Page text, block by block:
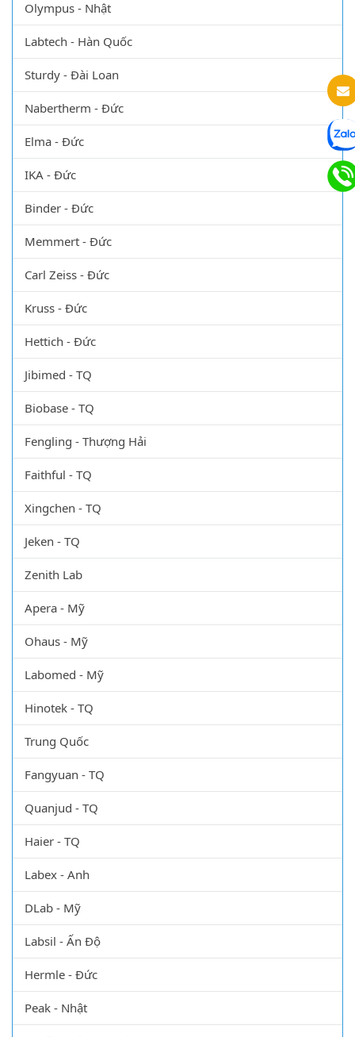
Optika - Nhật
Olympus - Nhật
Labtech - Hàn Quốc
Sturdy - Đài Loan
Nabertherm - Đức
Elma - Đức
IKA - Đức
Binder - Đức
Memmert - Đức
Carl Zeiss - Đức
Kruss - Đức
Hettich - Đức
Jibimed - TQ
Biobase - TQ
Fengling - Thượng Hải
Faithful - TQ
Xingchen - TQ
Jeken - TQ
Zenith Lab
Apera - Mỹ
Ohaus - Mỹ
Labomed - Mỹ
Hinotek - TQ
Trung Quốc
Fangyuan - TQ
Quanjud - TQ
Haier - TQ
Labex - Anh
DLab - Mỹ
Labsil - Ấn Độ
Hermle - Đức